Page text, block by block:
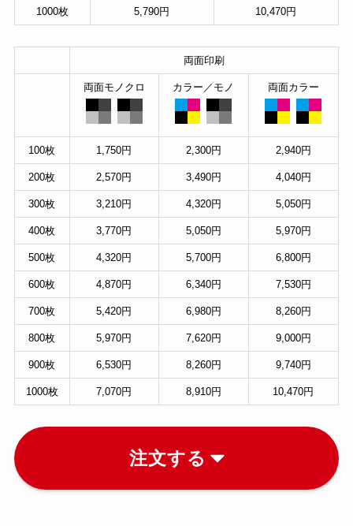
1000枚 5,790円 10,470円
両面印刷
両面モノクロ カラー／モノ 両面カラー
100枚 1,750円 2,300円 2,940円
200枚 2,570円 3,490円 4,040円
300枚 3,210円 4,320円 5,050円
400枚 3,770円 5,050円 5,970円
500枚 4,320円 5,700円 6,800円
600枚 4,870円 6,340円 7,530円
700枚 5,420円 6,980円 8,260円
800枚 5,970円 7,620円 9,000円
900枚 6,530円 8,260円 9,740円
1000枚 7,070円 8,910円 10,470円
注文する